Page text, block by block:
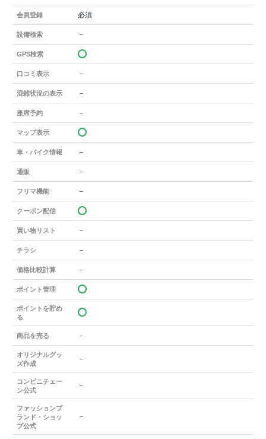
会員登録 必須
設備検索 －
GPS検索
口コミ表示 －
混雑状況の表示 －
座席予約 －
マップ表示
車・バイク情報 －
通販 －
フリマ機能 －
クーポン配信
買い物リスト －
チラシ －
価格比較計算 －
ポイント管理
ポイントを貯め
る
商品を売る －
オリジナルグッ
ズ作成
－
コンビニチェー
ン公式
－
ファッションブ
ランド・ショッ
プ公式
－